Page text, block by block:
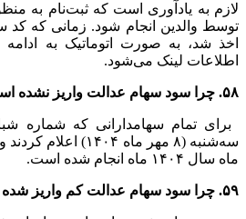
لازم به یادآوری است که ثبت‌نام به
توسط والدین انجام شود. زمانی که کد
اخذ شد، به صورت اتوماتیک به ادامه
اطلاعات لینک می‌شود.
۵۸. چرا سود سهام عدالت واریز نشده است؟
ماه سال ۱۴۰۴ ماه انجام شده است.
۵۹. چرا سود سهام عدالت کم واریز شده است؟